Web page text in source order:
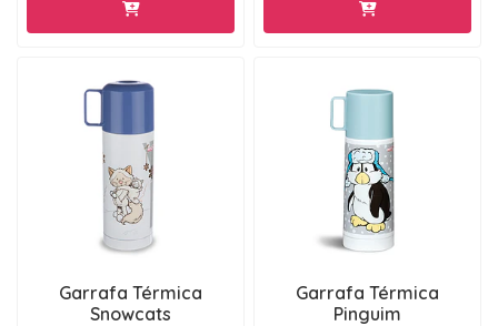
Garrafa Térmica
Snowcats
Garrafa Térmica
Pinguim